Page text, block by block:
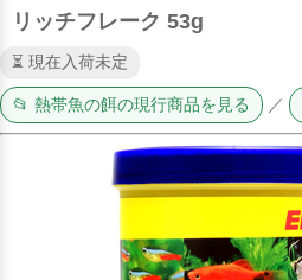
リッチフレーク 53g
⏳ 現在入荷未定
📂 熱帯魚の餌の現行商品を見る ／